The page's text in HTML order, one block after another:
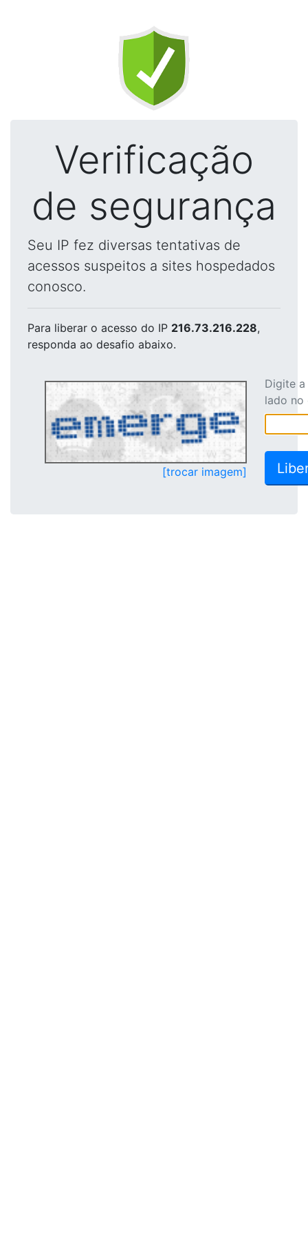
Verificação
de segurança
Seu IP fez diversas tentativas de
acessos suspeitos a sites hospedados
conosco.
Para liberar o acesso do IP 216.73.216.228,
responda ao desafio abaixo.
[trocar imagem]
Digite
lado no